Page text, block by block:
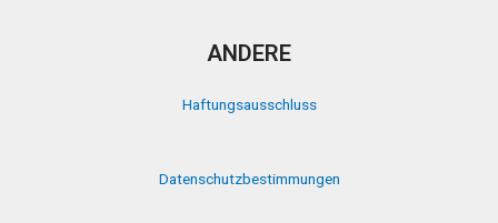
ANDERE
Haftungsausschluss
Datenschutzbestimmungen